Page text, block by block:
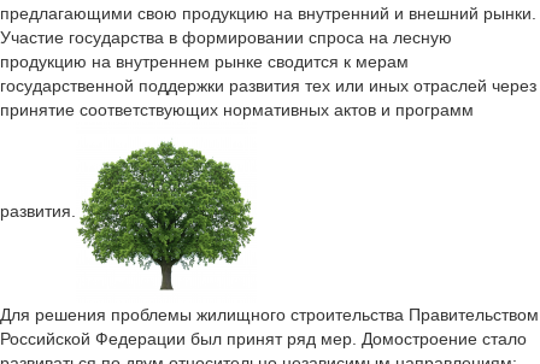
предлагающими свою продукцию на внутренний и внешний рынки.
Участие государства в формировании спроса на лесную
продукцию на внутреннем рынке сводится к мерам
государственной поддержки развития тех или иных отраслей через
принятие соответствующих нормативных актов и программ
развития.
Для решения проблемы жилищного строительства Правительством
Российской Федерации был принят ряд мер. Домостроение стало